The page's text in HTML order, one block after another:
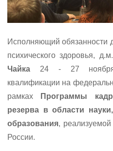
Исполняющий обязанности
психического здоровья,
Чайка 24 - 27 ноября
квалификации на
рамках
Программы
резерва в области
образования,
России.